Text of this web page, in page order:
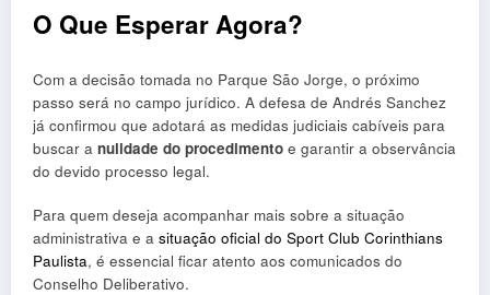
O Que Esperar Agora?
Com a decisão tomada no Parque São Jorge, o próximo
passo será no campo jurídico. A defesa de Andrés Sanchez
já confirmou que adotará as medidas judiciais cabíveis para
buscar a nulidade do procedimento e garantir a observância
do devido processo legal.
Para quem deseja acompanhar mais sobre a situação
administrativa e a situação oficial do Sport Club Corinthians
Paulista, é essencial ficar atento aos comunicados do
Conselho Deliberativo.